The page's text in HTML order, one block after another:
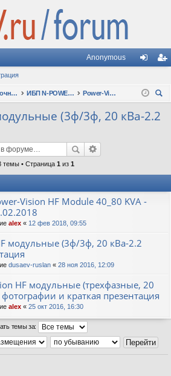
Anonymous
д ис
тр
ИБП - источники бесперебойного питания ИБП N-POWER: новые модели (презентации, фотосессии, обзоры)
Power-Vision HF модульные (3ф/3ф, 20 кВа-2.2 МВА)
ск
(3ф/3ф, 20 кВа-2.2
темы • Страница 1 из 1
Vision HF Module 40_80 KVA -
alex « 12 фев 2018, 09:55
модульные (3ф/3ф, 20 кВа-2.2
dusaev-ruslan « 28 ноя 2016, 12:09
HF модульные (трехфазные, 20
и краткая презентация
alex « 25 окт 2016, 16:30
темы за: